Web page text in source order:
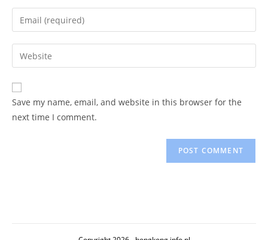
name
comment
Enter
your
email
address
comment
Enter
your
website
URL
(optional)
Save my name, email, and website in this browser for the
next time I comment.